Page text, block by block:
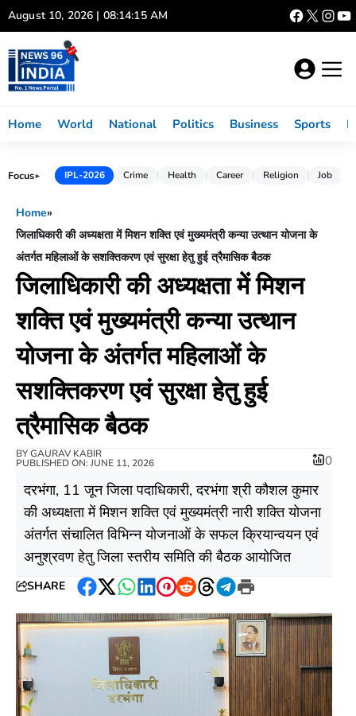
Skip
to
content
August 10, 2026 | 08:14:16 AM
Home World National Politics Business Sports
Focus► IPL-2026 Crime Health Career Religion Job
Home»
जिलाधिकारी की अध्यक्षता में मिशन शक्ति एवं मुख्यमंत्री कन्या उत्थान योजना के
अंतर्गत महिलाओं के सशक्तिकरण एवं सुरक्षा हेतु हुई त्रैमासिक बैठक
जिलाधिकारी की अध्यक्षता में मिशन
शक्ति एवं मुख्यमंत्री कन्या उत्थान
योजना के अंतर्गत महिलाओं के
सशक्तिकरण एवं सुरक्षा हेतु हुई
त्रैमासिक बैठक
BYGAURAV KABIR
PUBLISHED ON: JUNE 11, 2026 0
दरभंगा, 11 जून जिला पदाधिकारी, दरभंगा श्री कौशल कुमार
की अध्यक्षता में मिशन शक्ति एवं मुख्यमंत्री नारी शक्ति योजना
अंतर्गत संचालित विभिन्न योजनाओं के सफल क्रियान्वयन एवं
अनुश्रवण हेतु जिला स्तरीय समिति की बैठक आयोजित
SHARE
Facebook
Twitter
WhatsApp
LinkedIn
Pinterest
RedditThreads
Telegram
Print